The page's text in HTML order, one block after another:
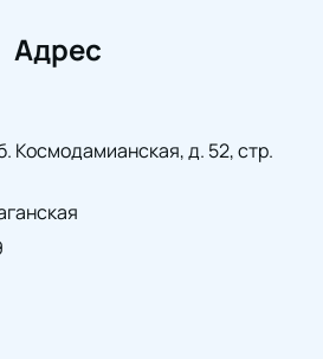
искусством, которое
впечатление.
Адрес
Космодамианская, д. 52, стр.